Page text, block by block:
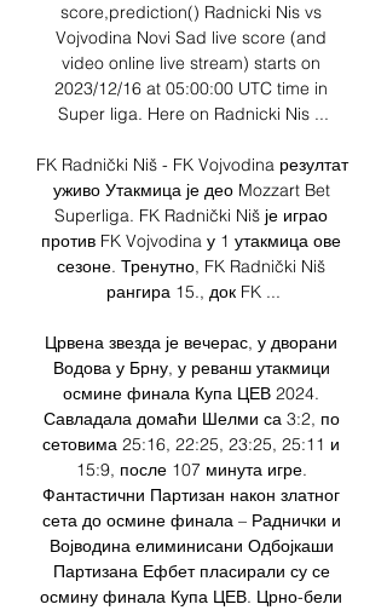
score,prediction() Radnicki Nis vs
Vojvodina Novi Sad live score (and
video online live stream) starts on
2023/12/16 at 05:00:00 UTC time in
Super liga. Here on Radnicki Nis ...
FK Radnički Niš - FK Vojvodina резултат
уживо Утакмица је део Mozzart Bet
Superliga. FK Radnički Niš је играо
против FK Vojvodina у 1 утакмица ове
сезоне. Тренутно, FK Radnički Niš
рангира 15., док FK ...
Црвена звезда је вечерас, у дворани
Водова у Брну, у реванш утакмици
осмине финала Купа ЦЕВ 2024.
Савладала домаћи Шелми са 3:2, по
сетовима 25:16, 22:25, 23:25, 25:11 и
15:9, после 107 минута игре.
Фантастични Партизан након златног
сета до осмине финала – Раднички и
Војводина елиминисани Одбојкаши
Партизана Ефбет пласирали су се
осмину финала Купа ЦЕВ. Црно-бели